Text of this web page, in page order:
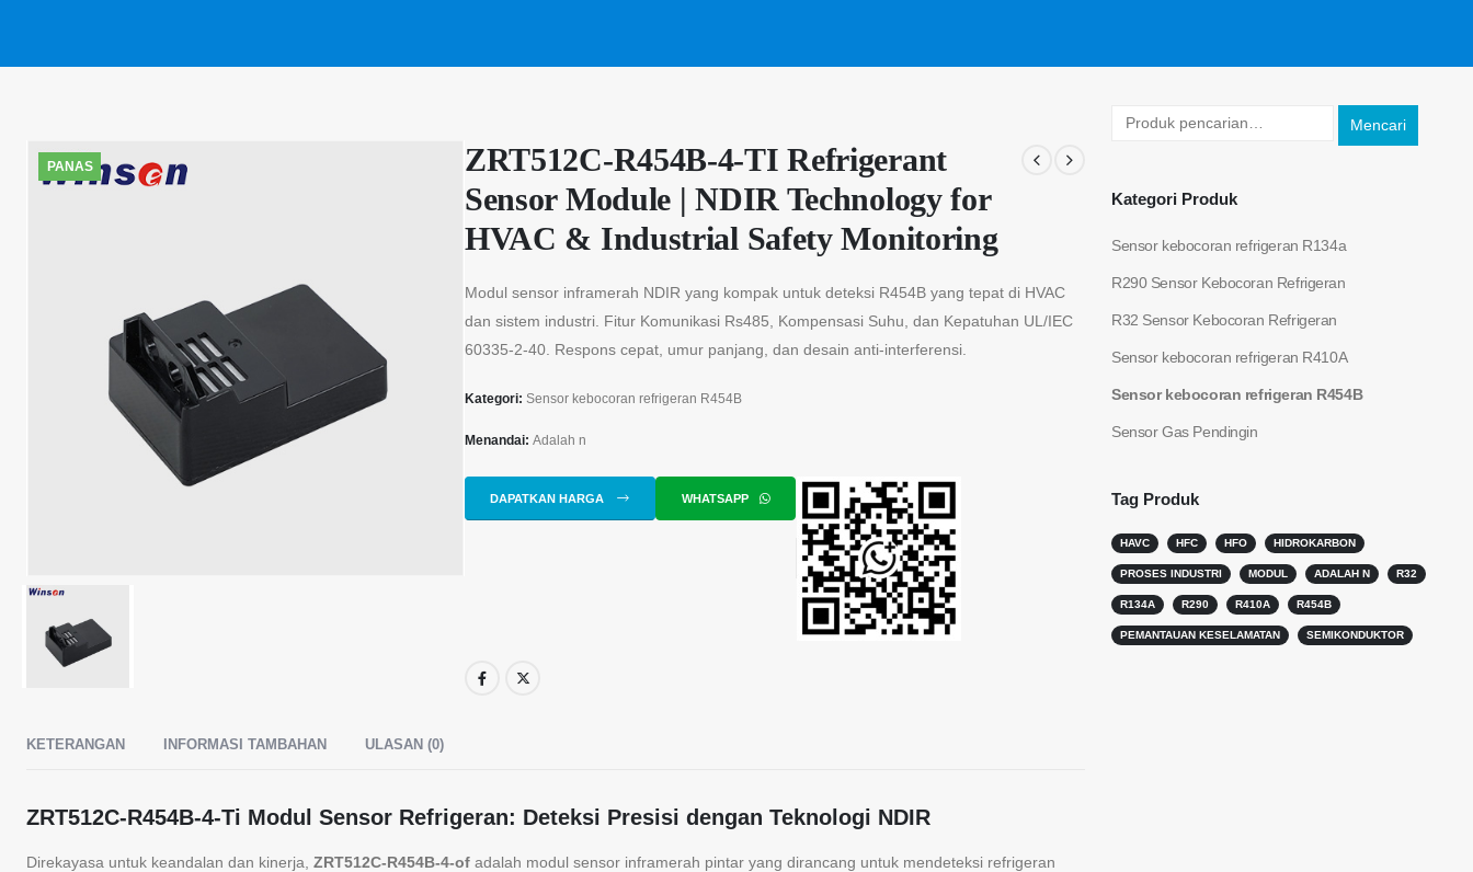
PANAS
ZRT512C-R454B-4-TI Refrigerant
Sensor Module | NDIR Technology for
HVAC & Industrial Safety Monitoring
Modul sensor inframerah NDIR yang kompak untuk deteksi R454B yang tepat di HVAC
dan sistem industri. Fitur Komunikasi Rs485, Kompensasi Suhu, dan Kepatuhan UL/IEC
60335-2-40. Respons cepat, umur panjang, dan desain anti-interferensi.
Kategori: Sensor kebocoran refrigeran R454B
Menandai: Adalah n
DAPATKAN HARGA WHATSAPP
KETERANGAN INFORMASI TAMBAHAN ULASAN (0)
ZRT512C-R454B-4-Ti Modul Sensor Refrigeran: Deteksi Presisi dengan Teknologi NDIR
Direkayasa untuk keandalan dan kinerja, ZRT512C-R454B-4-of adalah modul sensor inframerah pintar yang dirancang untuk mendeteksi refrigeran
Mencari
Kategori Produk
Sensor kebocoran refrigeran R134a
R290 Sensor Kebocoran Refrigeran
R32 Sensor Kebocoran Refrigeran
Sensor kebocoran refrigeran R410A
Sensor kebocoran refrigeran R454B
Sensor Gas Pendingin
Tag Produk
HAVC HFC HFO HIDROKARBON
PROSES INDUSTRI MODUL ADALAH N R32
R134A R290 R410A R454B
PEMANTAUAN KESELAMATAN SEMIKONDUKTOR